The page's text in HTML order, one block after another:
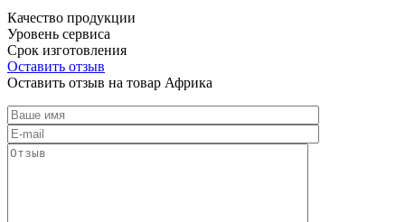
Качество продукции
Уровень сервиса
Срок изготовления
Оставить отзыв
Оставить отзыв на товар Африка